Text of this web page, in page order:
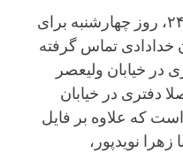
خبرنگار سایت خبری رویداد ۲۴، روز چهارشنبه برای
تماس گرفته
در خیابان ولیعصر
دفتری در خیابان
که علاوه بر فایل
نویدپور،